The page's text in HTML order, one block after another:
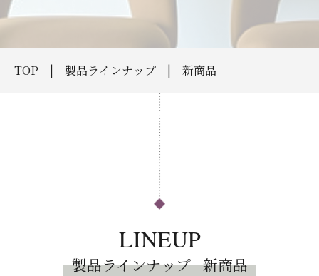
TOP 製品ラインナップ 新商品
LINEUP
製品ラインナップ - 新商品